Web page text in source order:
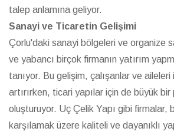
talep anlamına geliyor.
Sanayi ve Ticaretin Gelişimi
Çorlu'daki sanayi bölgeleri ve organize
ve yabancı birçok firmanın yatırım
tanıyor. Bu gelişim, çalışanlar ve aileleri
artırırken, ticari yapılar için de büyük bir
oluşturuyor. Uç Çelik Yapı gibi firmalar,
karşılamak üzere kaliteli ve dayanıklı